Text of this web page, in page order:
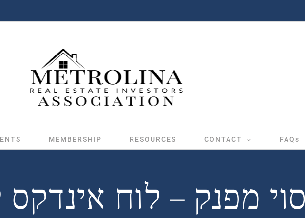
MEMBERSHIP RESOURCES CONTACT FAQs